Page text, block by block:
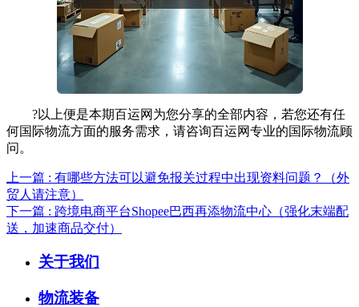
?以上便是本期百运网为您分享的全部内容，若您还有任
何国际物流方面的服务需求，请咨询百运网专业的国际物流顾
问。
上一篇 : 有哪些方法可以避免报关过程中出现资料问题？（外
贸人请注意）
下一篇 : 跨境电商平台Shopee巴西再添物流中心（强化末端配
送，加速商品交付）
关于我们
物流装备